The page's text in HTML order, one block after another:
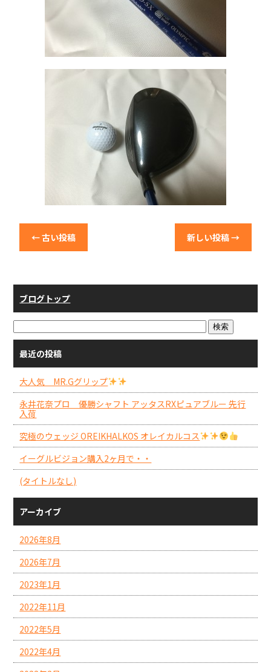
←古い投稿 新しい投稿→
ブログトップ
最近の投稿
大人気 MR.Gグリップ
永井花奈プロ 優勝シャフト アッタスRXピュアブルー 先行
入荷
究極のウェッジ OREIKHALKOS オレイカルコス
イーグルビジョン購入2ヶ月で・・
(タイトルなし)
アーカイブ
2026年8月
2026年7月
2023年1月
2022年11月
2022年5月
2022年4月